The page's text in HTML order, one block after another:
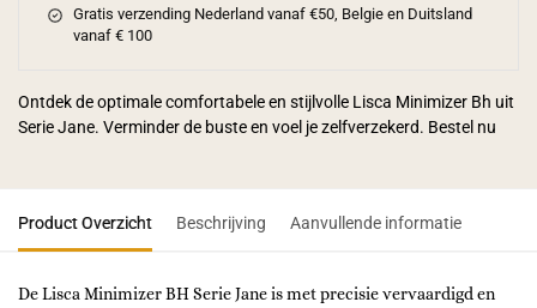
Gratis verzending Nederland vanaf €50, Belgie en Duitsland
vanaf € 100
Ontdek de optimale comfortabele en stijlvolle Lisca Minimizer Bh uit
Serie Jane. Verminder de buste en voel je zelfverzekerd. Bestel nu
Product Overzicht Beschrijving Aanvullende informatie
De Lisca Minimizer BH Serie Jane is met precisie vervaardigd en